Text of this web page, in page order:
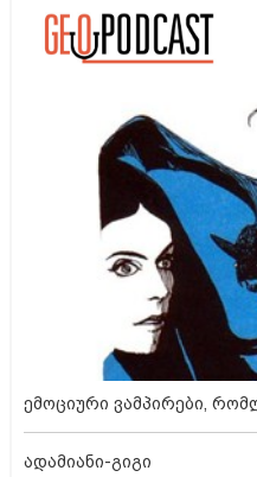
ემოციური ვამპირები,
ადამიანი-გიგი